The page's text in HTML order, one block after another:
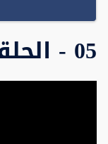
05 - الحلقة الخامسة